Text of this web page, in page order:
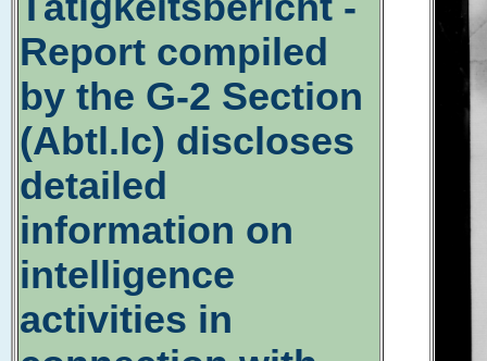
Report compiled
by the G-2 Section
(Abtl.Ic) discloses
detailed
information on
intelligence
activities in